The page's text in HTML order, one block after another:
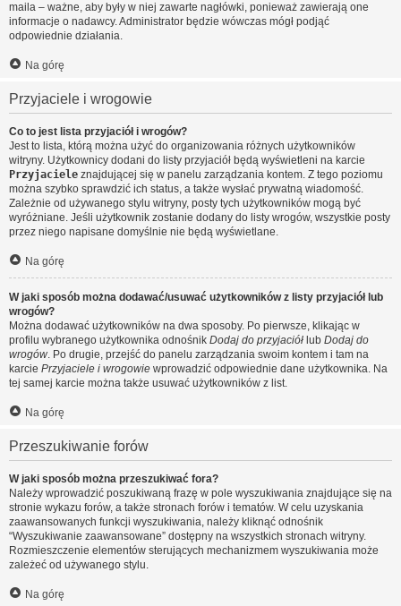
maila – ważne, aby były w niej zawarte nagłówki, ponieważ zawierają one
informacje o nadawcy. Administrator będzie wówczas mógł podjąć
odpowiednie działania.
Na górę
Przyjaciele i wrogowie
Co to jest lista przyjaciół i wrogów?
Jest to lista, którą można użyć do organizowania różnych użytkowników
witryny. Użytkownicy dodani do listy przyjaciół będą wyświetleni na karcie
Przyjaciele znajdującej się w panelu zarządzania kontem. Z tego poziomu
można szybko sprawdzić ich status, a także wysłać prywatną wiadomość.
Zależnie od używanego stylu witryny, posty tych użytkowników mogą być
wyróżniane. Jeśli użytkownik zostanie dodany do listy wrogów, wszystkie posty
przez niego napisane domyślnie nie będą wyświetlane.
Na górę
W jaki sposób można dodawać/usuwać użytkowników z listy przyjaciół lub
wrogów?
Można dodawać użytkowników na dwa sposoby. Po pierwsze, klikając w
profilu wybranego użytkownika odnośnik Dodaj do przyjaciół lub Dodaj do
wrogów. Po drugie, przejść do panelu zarządzania swoim kontem i tam na
karcie Przyjaciele i wrogowie wprowadzić odpowiednie dane użytkownika. Na
tej samej karcie można także usuwać użytkowników z list.
Na górę
Przeszukiwanie forów
W jaki sposób można przeszukiwać fora?
Należy wprowadzić poszukiwaną frazę w pole wyszukiwania znajdujące się na
stronie wykazu forów, a także stronach forów i tematów. W celu uzyskania
zaawansowanych funkcji wyszukiwania, należy kliknąć odnośnik
“Wyszukiwanie zaawansowane” dostępny na wszystkich stronach witryny.
Rozmieszczenie elementów sterujących mechanizmem wyszukiwania może
zależeć od używanego stylu.
Na górę